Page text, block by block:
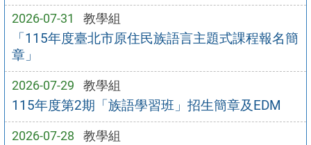
2026-07-31 教學組
「115年度臺北市原住民族語言主題式課程報名簡
章」
2026-07-29 教學組
115年度第2期「族語學習班」招生簡章及EDM
2026-07-28 教學組